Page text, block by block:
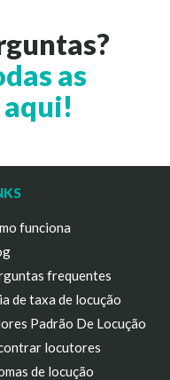
as
funciona
frequentes
de taxa de locução
Padrão De Locução
locutores
de locução